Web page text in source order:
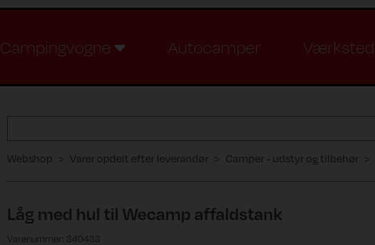
Campingvogne Autocamper Værksted
Webshop Varer opdelt efter leverandør Camper - udstyr og tilbehør
Låg med hul til Wecamp affaldstank
Varenummer: 340433